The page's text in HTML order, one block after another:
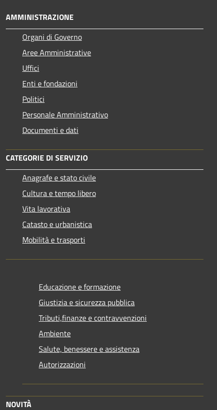
AMMINISTRAZIONE
Organi di Governo
Aree Amministrative
Uffici
Enti e fondazioni
Politici
Personale Amministrativo
Documenti e dati
CATEGORIE DI SERVIZIO
Anagrafe e stato civile
Cultura e tempo libero
Vita lavorativa
Catasto e urbanistica
Mobilità e trasporti
Educazione e formazione
Giustizia e sicurezza pubblica
Tributi,finanze e contravvenzioni
Ambiente
Salute, benessere e assistenza
Autorizzazioni
NOVITÀ